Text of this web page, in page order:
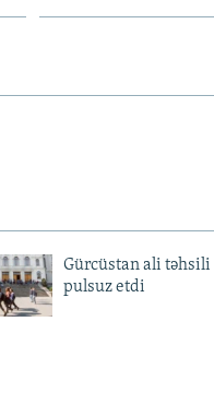
Gürcüstan ali təhsili
pulsuz etdi